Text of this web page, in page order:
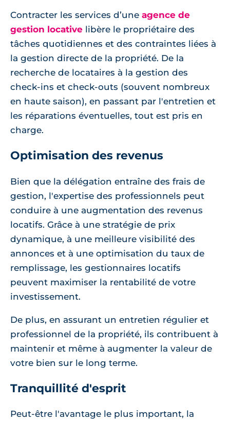
Contracter les services d’une agence de
gestion locative libère le propriétaire des
tâches quotidiennes et des contraintes liées à
la gestion directe de la propriété. De la
recherche de locataires à la gestion des
check-ins et check-outs (souvent nombreux
en haute saison), en passant par l'entretien et
les réparations éventuelles, tout est pris en
charge.
Optimisation des revenus
Bien que la délégation entraîne des frais de
gestion, l'expertise des professionnels peut
conduire à une augmentation des revenus
locatifs. Grâce à une stratégie de prix
dynamique, à une meilleure visibilité des
annonces et à une optimisation du taux de
remplissage, les gestionnaires locatifs
peuvent maximiser la rentabilité de votre
investissement.
De plus, en assurant un entretien régulier et
professionnel de la propriété, ils contribuent à
maintenir et même à augmenter la valeur de
votre bien sur le long terme.
Tranquillité d'esprit
Peut-être l'avantage le plus important, la